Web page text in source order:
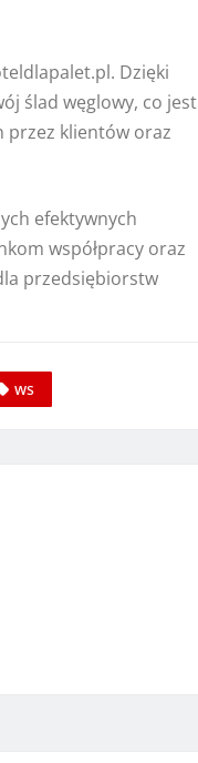
Dzięki
ślad węglowy, co jest
przez klientów oraz
efektywnych
współpracy oraz
przedsiębiorstw
ws